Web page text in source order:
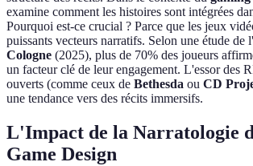
examine comment les histoires sont intégrées
Pourquoi est-ce crucial ? Parce que les jeux
puissants vecteurs narratifs. Selon une étude de
Cologne (2025), plus de 70% des joueurs
un facteur clé de leur engagement. L'essor des
ouverts (comme ceux de Bethesda ou CD
une tendance vers des récits immersifs.
L'Impact de la Narratologie
Game Design